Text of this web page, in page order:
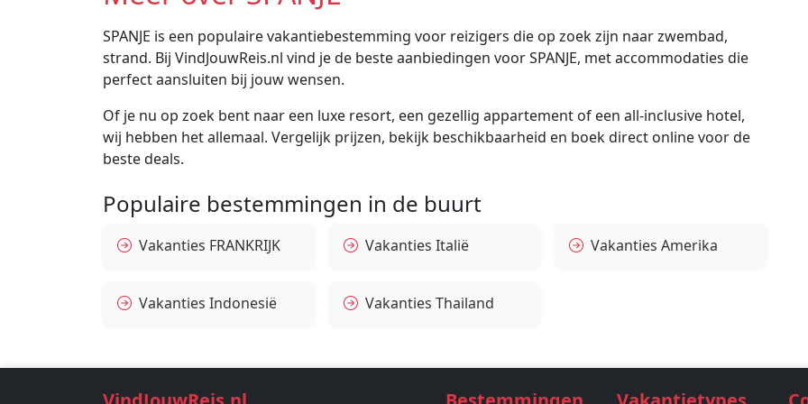
SPANJE is een populaire vakantiebestemming voor reizigers die op zoek zijn naar zwembad,
strand. Bij VindJouwReis.nl vind je de beste aanbiedingen voor SPANJE, met accommodaties die
perfect aansluiten bij jouw wensen.
Of je nu op zoek bent naar een luxe resort, een gezellig appartement of een all-inclusive hotel,
wij hebben het allemaal. Vergelijk prijzen, bekijk beschikbaarheid en boek direct online voor de
beste deals.
Populaire bestemmingen in de buurt
Vakanties FRANKRIJK Vakanties Italië Vakanties Amerika
Vakanties Indonesië Vakanties Thailand